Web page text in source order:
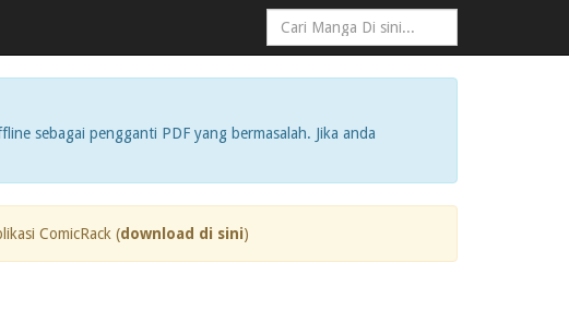
sebagai pengganti PDF yang bermasalah. Jika anda
ComicRack (download di sini)